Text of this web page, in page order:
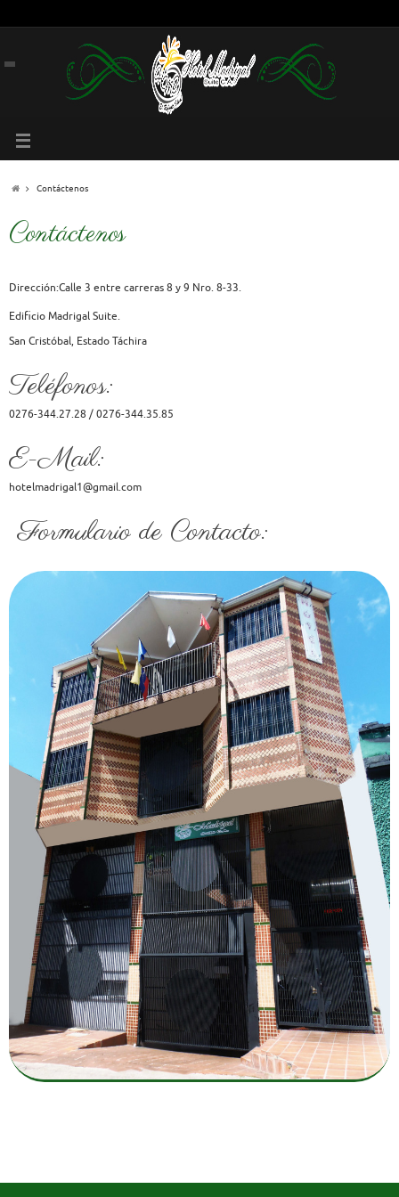
Contáctenos
Contáctenos
Dirección:Calle 3 entre carreras 8 y 9 Nro. 8-33.
Edificio Madrigal Suite.
San Cristóbal, Estado Táchira
Teléfonos:
0276-344.27.28 / 0276-344.35.85
E-Mail:
hotelmadrigal1@gmail.com
Formulario de Contacto: